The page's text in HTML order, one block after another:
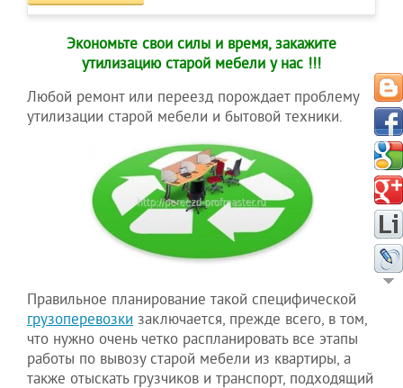
Экономьте свои силы и время, закажите
утилизацию старой мебели у нас !!!
Любой ремонт или переезд порождает проблему
утилизации старой мебели и бытовой техники.
Правильное планирование такой специфической
грузоперевозки заключается, прежде всего, в том,
что нужно очень четко распланировать все этапы
работы по вывозу старой мебели из квартиры, а
также отыскать грузчиков и транспорт, подходящий